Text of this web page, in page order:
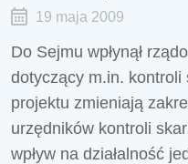
19 maja 2009
Do Sejmu wpłynął
dotyczący m.in.
projektu zmieniają
urzędników kontroli
wpływ na działalność